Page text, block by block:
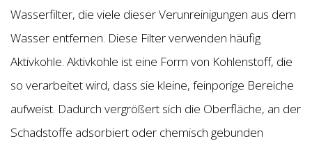
Wasserfilter, die viele dieser Verunreinigungen aus dem
Wasser entfernen. Diese Filter verwenden häufig
Aktivkohle. Aktivkohle ist eine Form von Kohlenstoff, die
so verarbeitet wird, dass sie kleine, feinporige Bereiche
aufweist. Dadurch vergrößert sich die Oberfläche, an der
Schadstoffe adsorbiert oder chemisch gebunden